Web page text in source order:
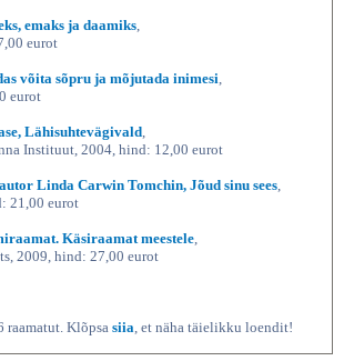
emaks ja daamiks
eurot
võita sõpru ja mõjutada inimesi
eurot
Lähisuhtevägivald
Instituut, 2004, hind: 12,00 eurot
Linda Carwin Tomchin, Jõud sinu sees
21,00 eurot
Käsiraamat meestele
2009, hind: 27,00 eurot
raamatut. Klõpsa siia , et näha täielikku loendit!